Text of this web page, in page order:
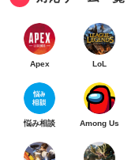
Apex LoL
悩み相談 Among Us